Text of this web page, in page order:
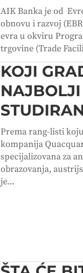
AIK Banka je od
obnovu i razvoj
evra u okviru
trgovine (Trade
KOJI
Prema rang-listi
kompanija
specijalizovana za
obrazovanja,
je...